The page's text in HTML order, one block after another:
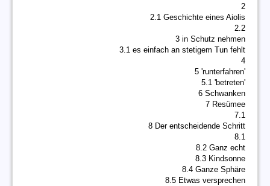
2
2.1 Geschichte eines Aiolis
2.2
3 in Schutz nehmen
3.1 es einfach an stetigem Tun fehlt
4
5 'runterfahren'
5.1 'betreten'
6 Schwanken
7 Resümee
7.1
8 Der entscheidende Schritt
8.1
8.2 Ganz echt
8.3 Kindsonne
8.4 Ganze Sphäre
8.5 Etwas versprechen